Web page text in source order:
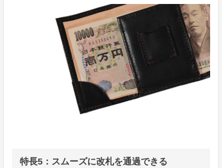
特長5：スムーズに改札を通過できる